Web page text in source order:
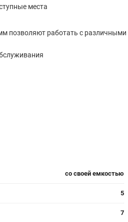
места
позволяют работать с различными
со своей емкостью
5
7